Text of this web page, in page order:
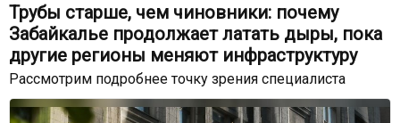
Трубы старше, чем чиновники: почему
Забайкалье продолжает латать дыры, пока
другие регионы меняют инфраструктуру
Рассмотрим подробнее точку зрения специалиста